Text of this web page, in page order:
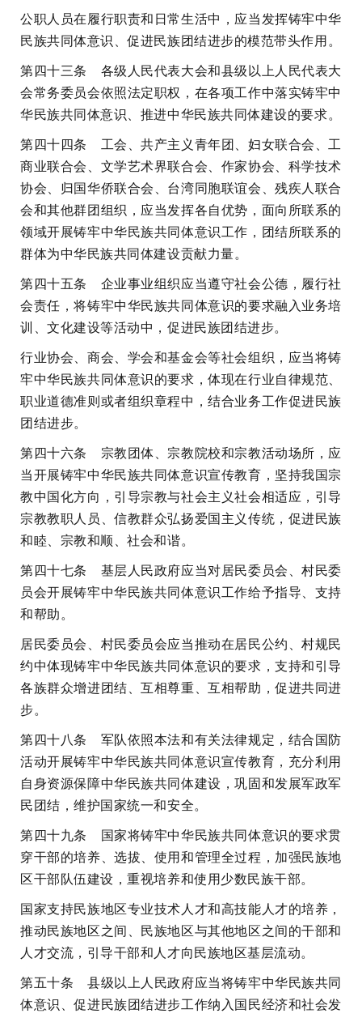
公职人员在履行职责和日常生活中，应当发挥铸牢中华
民族共同体意识、促进民族团结进步的模范带头作用。
第四十三条 各级人民代表大会和县级以上人民代表大
会常务委员会依照法定职权，在各项工作中落实铸牢中
华民族共同体意识、推进中华民族共同体建设的要求。
第四十四条 工会、共产主义青年团、妇女联合会、工
商业联合会、文学艺术界联合会、作家协会、科学技术
协会、归国华侨联合会、台湾同胞联谊会、残疾人联合
会和其他群团组织，应当发挥各自优势，面向所联系的
领域开展铸牢中华民族共同体意识工作，团结所联系的
群体为中华民族共同体建设贡献力量。
第四十五条 企业事业组织应当遵守社会公德，履行社
会责任，将铸牢中华民族共同体意识的要求融入业务培
训、文化建设等活动中，促进民族团结进步。
行业协会、商会、学会和基金会等社会组织，应当将铸
牢中华民族共同体意识的要求，体现在行业自律规范、
职业道德准则或者组织章程中，结合业务工作促进民族
团结进步。
第四十六条 宗教团体、宗教院校和宗教活动场所，应
当开展铸牢中华民族共同体意识宣传教育，坚持我国宗
教中国化方向，引导宗教与社会主义社会相适应，引导
宗教教职人员、信教群众弘扬爱国主义传统，促进民族
和睦、宗教和顺、社会和谐。
第四十七条 基层人民政府应当对居民委员会、村民委
员会开展铸牢中华民族共同体意识工作给予指导、支持
和帮助。
居民委员会、村民委员会应当推动在居民公约、村规民
约中体现铸牢中华民族共同体意识的要求，支持和引导
各族群众增进团结、互相尊重、互相帮助，促进共同进
步。
第四十八条 军队依照本法和有关法律规定，结合国防
活动开展铸牢中华民族共同体意识宣传教育，充分利用
自身资源保障中华民族共同体建设，巩固和发展军政军
民团结，维护国家统一和安全。
第四十九条 国家将铸牢中华民族共同体意识的要求贯
穿干部的培养、选拔、使用和管理全过程，加强民族地
区干部队伍建设，重视培养和使用少数民族干部。
国家支持民族地区专业技术人才和高技能人才的培养，
推动民族地区之间、民族地区与其他地区之间的干部和
人才交流，引导干部和人才向民族地区基层流动。
第五十条 县级以上人民政府应当将铸牢中华民族共同
体意识、促进民族团结进步工作纳入国民经济和社会发